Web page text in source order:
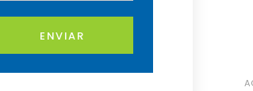
ENVIAR